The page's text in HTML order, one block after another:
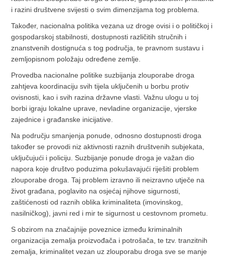
i razini društvene svijesti o svim dimenzijama tog problema.
Također, nacionalna politika vezana uz droge ovisi i o političkoj i
gospodarskoj stabilnosti, dostupnosti različitih stručnih i
znanstvenih dostignuća s tog područja, te pravnom sustavu i
zemljopisnom položaju određene zemlje.
Provedba nacionalne politike suzbijanja zlouporabe droga
zahtjeva koordinaciju svih tijela uključenih u borbu protiv
ovisnosti, kao i svih razina državne vlasti. Važnu ulogu u toj
borbi igraju lokalne uprave, nevladine organizacije, vjerske
zajednice i građanske inicijative.
Na području smanjenja ponude, odnosno dostupnosti droga
također se provodi niz aktivnosti raznih društvenih subjekata,
uključujući i policiju. Suzbijanje ponude droga je važan dio
napora koje društvo poduzima pokušavajući riješiti problem
zlouporabe droga. Taj problem izravno ili neizravno utječe na
život građana, poglavito na osjećaj njihove sigurnosti,
zaštićenosti od raznih oblika kriminaliteta (imovinskog,
nasilničkog), javni red i mir te sigurnost u cestovnom prometu.
S obzirom na značajnije poveznice između kriminalnih
organizacija zemalja proizvođača i potrošača, te tzv. tranzitnih
zemalja, kriminalitet vezan uz zlouporabu droga sve se manje